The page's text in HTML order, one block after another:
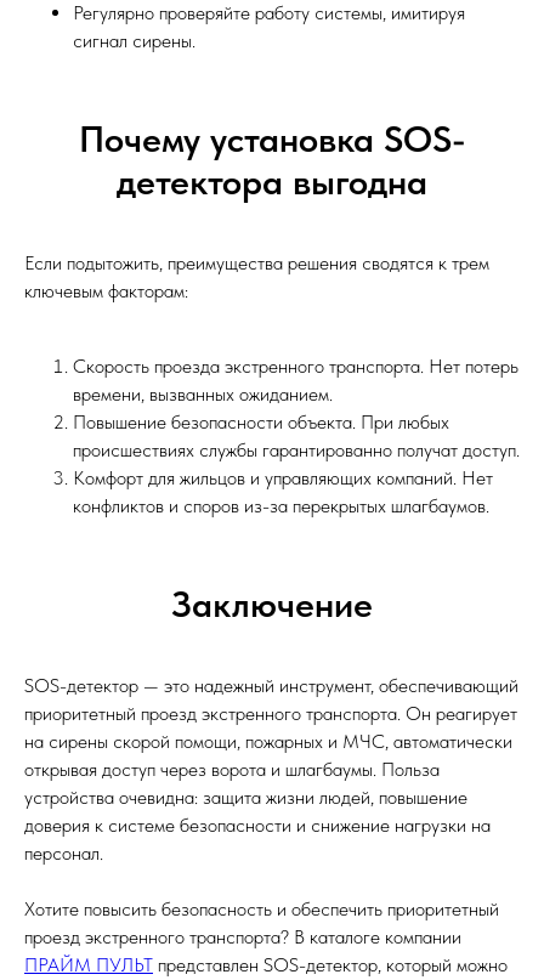
Регулярно проверяйте работу системы, имитируя
сигнал сирены.
Почему установка SOS-
детектора выгодна
Если подытожить, преимущества решения сводятся к трем
ключевым факторам:
Скорость проезда экстренного транспорта. Нет потерь
времени, вызванных ожиданием.
Повышение безопасности объекта. При любых
происшествиях службы гарантированно получат доступ.
Комфорт для жильцов и управляющих компаний. Нет
конфликтов и споров из-за перекрытых шлагбаумов.
Заключение
SOS-детектор — это надежный инструмент, обеспечивающий
приоритетный проезд экстренного транспорта. Он реагирует
на сирены скорой помощи, пожарных и МЧС, автоматически
открывая доступ через ворота и шлагбаумы. Польза
устройства очевидна: защита жизни людей, повышение
доверия к системе безопасности и снижение нагрузки на
персонал.
Хотите повысить безопасность и обеспечить приоритетный
проезд экстренного транспорта? В каталоге компании
ПРАЙМ ПУЛЬТ представлен SOS-детектор, который можно